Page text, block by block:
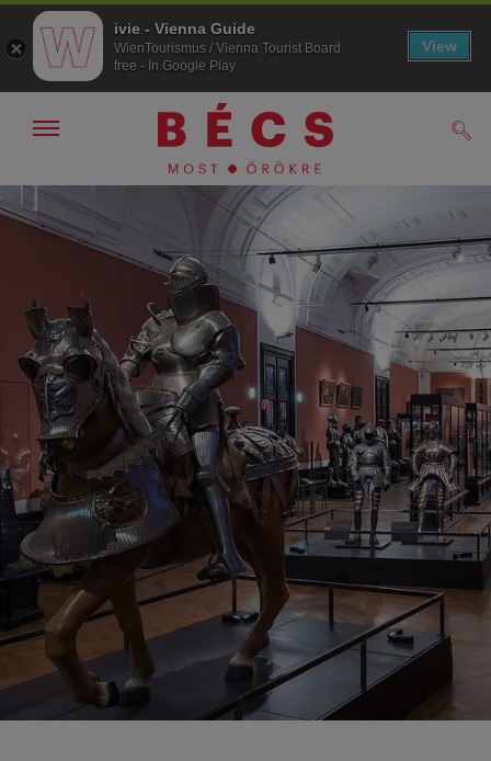
A
navigációhoz
A
tartalomhoz
Navigáció
elrejtése
ivie - Vienna Guide
WienTourismus / Vienna Tourist Board
free - In Google Play
View